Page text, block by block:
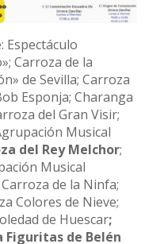
Espectáculo
Carroza de la
de Sevilla; Carroza
Esponja; Charanga
del Gran Visir;
Musical
del Rey Melchor;
Musical
de la Ninfa;
Colores de Nieve;
de Huescar;
Figuritas de Belén